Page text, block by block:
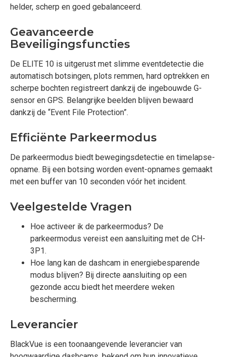
helder, scherp en goed gebalanceerd.
Geavanceerde
Beveiligingsfuncties
De ELITE 10 is uitgerust met slimme eventdetectie die
automatisch botsingen, plots remmen, hard optrekken en
scherpe bochten registreert dankzij de ingebouwde G-
sensor en GPS. Belangrijke beelden blijven bewaard
dankzij de “Event File Protection”.
Efficiënte Parkeermodus
De parkeermodus biedt bewegingsdetectie en timelapse-
opname. Bij een botsing worden event-opnames gemaakt
met een buffer van 10 seconden vóór het incident.
Veelgestelde Vragen
Hoe activeer ik de parkeermodus? De
parkeermodus vereist een aansluiting met de CH-
3P1.
Hoe lang kan de dashcam in energiebesparende
modus blijven? Bij directe aansluiting op een
gezonde accu biedt het meerdere weken
bescherming.
Leverancier
BlackVue is een toonaangevende leverancier van